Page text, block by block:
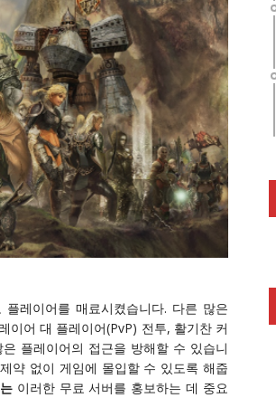
레이어를 매료시켰습니다. 다른 많은
이어 대 플레이어(PvP) 전투, 활기찬 커
플레이어의 접근을 방해할 수 있습니
약 없이 게임에 몰입할 수 있도록 해줍
이러한 무료 서버를 홍보하는 데 중요